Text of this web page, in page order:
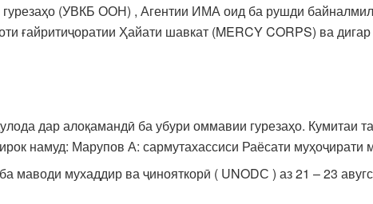
(УВКБ ООН) , Агентии ИМА оид ба рушди
ғайритиҷоратии Ҳайати шавкат (MERCY CORPS) ва
дар алоқамандӣ ба убури оммавии гурезаҳо. Кумитаи
намуд: Марупов А: сармутахассиси Раёсати муҳоҷирати
мухаддир ва ҷинояткорӣ ( UNODС ) аз 21 – 23